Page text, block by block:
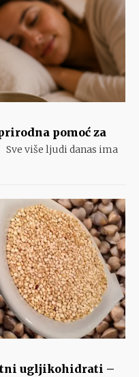
pomoć za
Sve više ljudi danas ima
ugljikohidrati –